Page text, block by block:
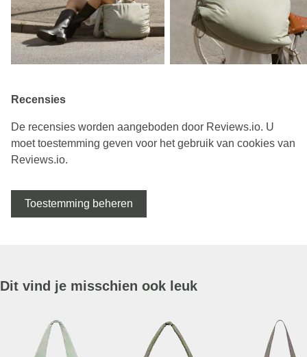
Recensies
De recensies worden aangeboden door Reviews.io. U
moet toestemming geven voor het gebruik van cookies van
Reviews.io.
Toestemming beheren
Dit vind je misschien ook leuk